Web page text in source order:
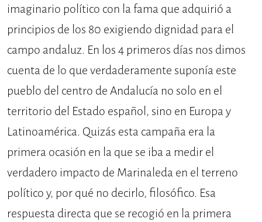
imaginario político con la fama que adquirió a
principios de los 80 exigiendo dignidad para el
campo andaluz. En los 4 primeros días nos dimos
cuenta de lo que verdaderamente suponía este
pueblo del centro de Andalucía no solo en el
territorio del Estado español, sino en Europa y
Latinoamérica. Quizás esta campaña era la
primera ocasión en la que se iba a medir el
verdadero impacto de Marinaleda en el terreno
político y, por qué no decirlo, filosófico. Esa
respuesta directa que se recogió en la primera